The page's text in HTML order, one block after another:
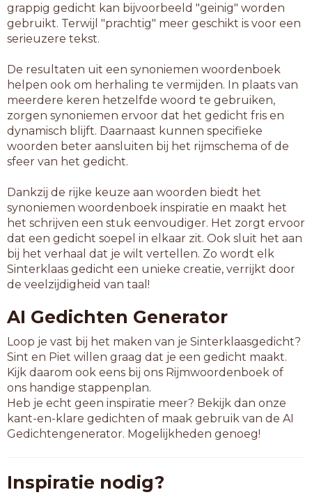
grappig gedicht kan bijvoorbeeld "geinig" worden
gebruikt. Terwijl "prachtig" meer geschikt is voor een
serieuzere tekst.
De resultaten uit een synoniemen woordenboek
helpen ook om herhaling te vermijden. In plaats van
meerdere keren hetzelfde woord te gebruiken,
zorgen synoniemen ervoor dat het gedicht fris en
dynamisch blijft. Daarnaast kunnen specifieke
woorden beter aansluiten bij het rijmschema of de
sfeer van het gedicht.
Dankzij de rijke keuze aan woorden biedt het
synoniemen woordenboek inspiratie en maakt het
het schrijven een stuk eenvoudiger. Het zorgt ervoor
dat een gedicht soepel in elkaar zit. Ook sluit het aan
bij het verhaal dat je wilt vertellen. Zo wordt elk
Sinterklaas gedicht een unieke creatie, verrijkt door
de veelzijdigheid van taal!
AI Gedichten Generator
Loop je vast bij het maken van je Sinterklaasgedicht?
Sint en Piet willen graag dat je een gedicht maakt.
Kijk daarom ook eens bij ons Rijmwoordenboek of
ons handige stappenplan.
Heb je echt geen inspiratie meer? Bekijk dan onze
kant-en-klare gedichten of maak gebruik van de AI
Gedichtengenerator. Mogelijkheden genoeg!
Inspiratie nodig?